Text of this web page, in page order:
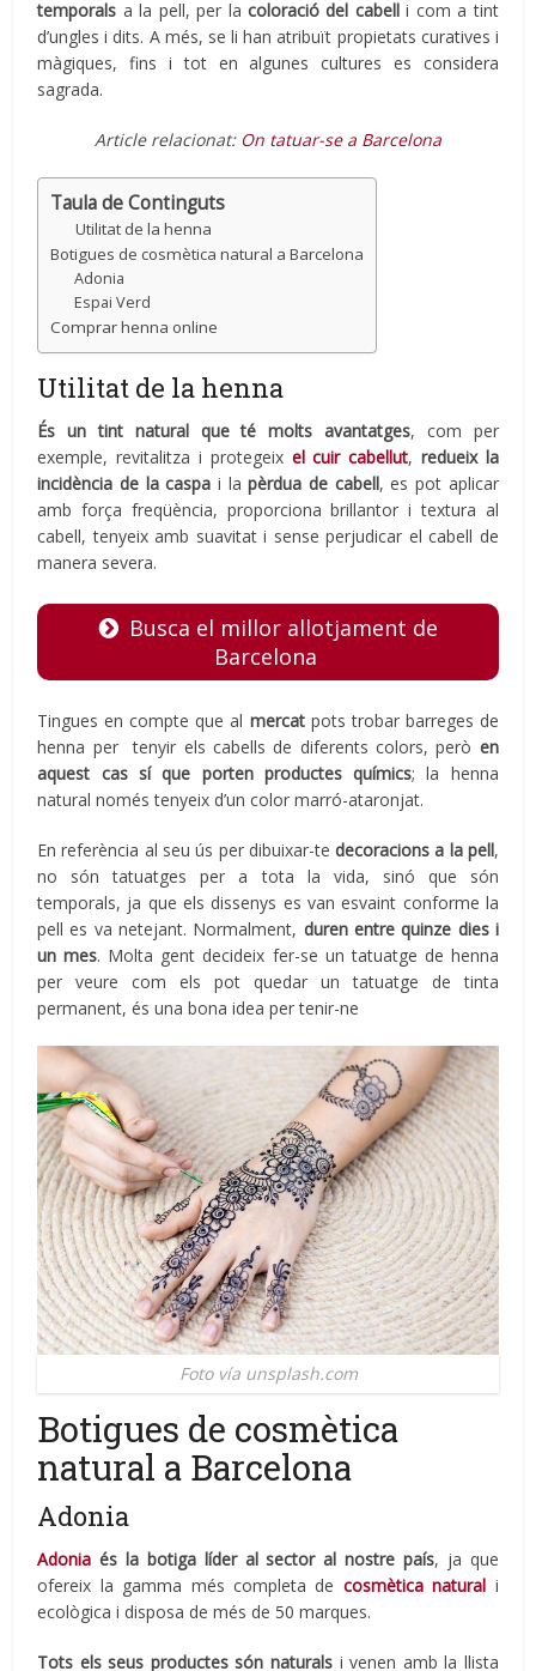
temporals a la pell, per la coloració del cabelli com a tint
d’ungles i dits. A més, se li han atribuït propietats curatives i
màgiques, fins i tot en algunes cultures es considera
sagrada.
Article relacionat: On tatuar-se a Barcelona
Taula de Continguts
Utilitat de la henna
Botigues de cosmètica natural a Barcelona
Adonia
Espai Verd
Comprar henna online
Utilitat de la henna
És un tint natural que té molts avantatges, com per
exemple, revitalitza i protegeix el cuir cabellut, redueix la
incidència de la caspa i lapèrdua de cabell, es pot aplicar
amb força freqüència, proporciona brillantor i textura al
cabell, tenyeix amb suavitat i sense perjudicar el cabell de
manera severa.
Busca el millor allotjament de
Barcelona
Tingues en compte que al mercatpots trobar barreges de
henna per tenyir els cabells de diferents colors, però en
aquest cas sí que porten productes químics; la henna
natural només tenyeix d’un color marró-ataronjat.
En referència al seu ús per dibuixar-tedecoracions a la pell,
no són tatuatges per a tota la vida, sinó que són
temporals, ja que els dissenys es van esvaint conforme la
pell es va netejant. Normalment, duren entre quinze dies i
un mes. Molta gent decideix fer-se un tatuatge de henna
per veure com els pot quedar un tatuatge de tinta
permanent, és una bona idea per tenir-ne
Foto vía unsplash.com
Botigues de cosmètica
natural a Barcelona
Adonia
Adonia és la botiga líder al sector al nostre país, ja que
ofereix la gamma més completa de cosmètica natural i
ecològica i disposa de més de 50 marques.
Tots els seus productes són naturals i venen amb la llista